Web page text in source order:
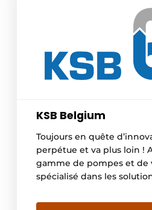
KSB Belgium
Toujours en quête
perpétue et va plus loin !
gamme de pompes et de
spécialisé dans les
cycle de vie de votre